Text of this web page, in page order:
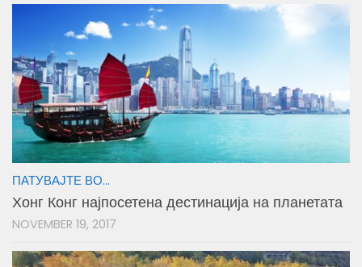
ПАТУВАЈТЕ ВО...
Хонг Конг најпосетена дестинација на планетата
NOVEMBER 19, 2017